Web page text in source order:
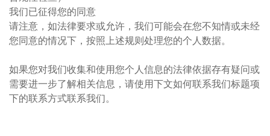
我们已征得您的同意
请注意，如法律要求或允许，我们可能会在您不知情或未经
您同意的情况下，按照上述规则处理您的个人数据。
如果您对我们收集和使用您个人信息的法律依据存有疑问或
需要进一步了解相关信息，请使用下文如何联系我们标题项
下的联系方式联系我们。